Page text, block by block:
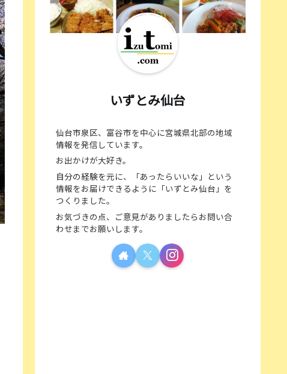
いずとみ仙台
仙台市泉区、富谷市を中心に宮城県北部の地域
情報を発信しています。
お出かけが大好き。
自分の経験を元に、「あったらいいな」という
情報をお届けできるように「いずとみ仙台」を
つくりました。
お気づきの点、ご意見がありましたらお問い合
わせまでお願いします。